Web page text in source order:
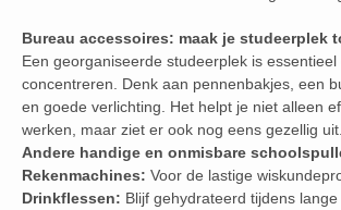
Bureau accessoires: maak je studeerplek
Een georganiseerde studeerplek is essentieel
concentreren. Denk aan pennenbakjes, een
en goede verlichting. Het helpt je niet alleen
werken, maar ziet er ook nog eens gezellig uit.
Andere handige en onmisbare
Rekenmachines: Voor de lastige
Drinkflessen: Blijf gehydrateerd tijdens lange